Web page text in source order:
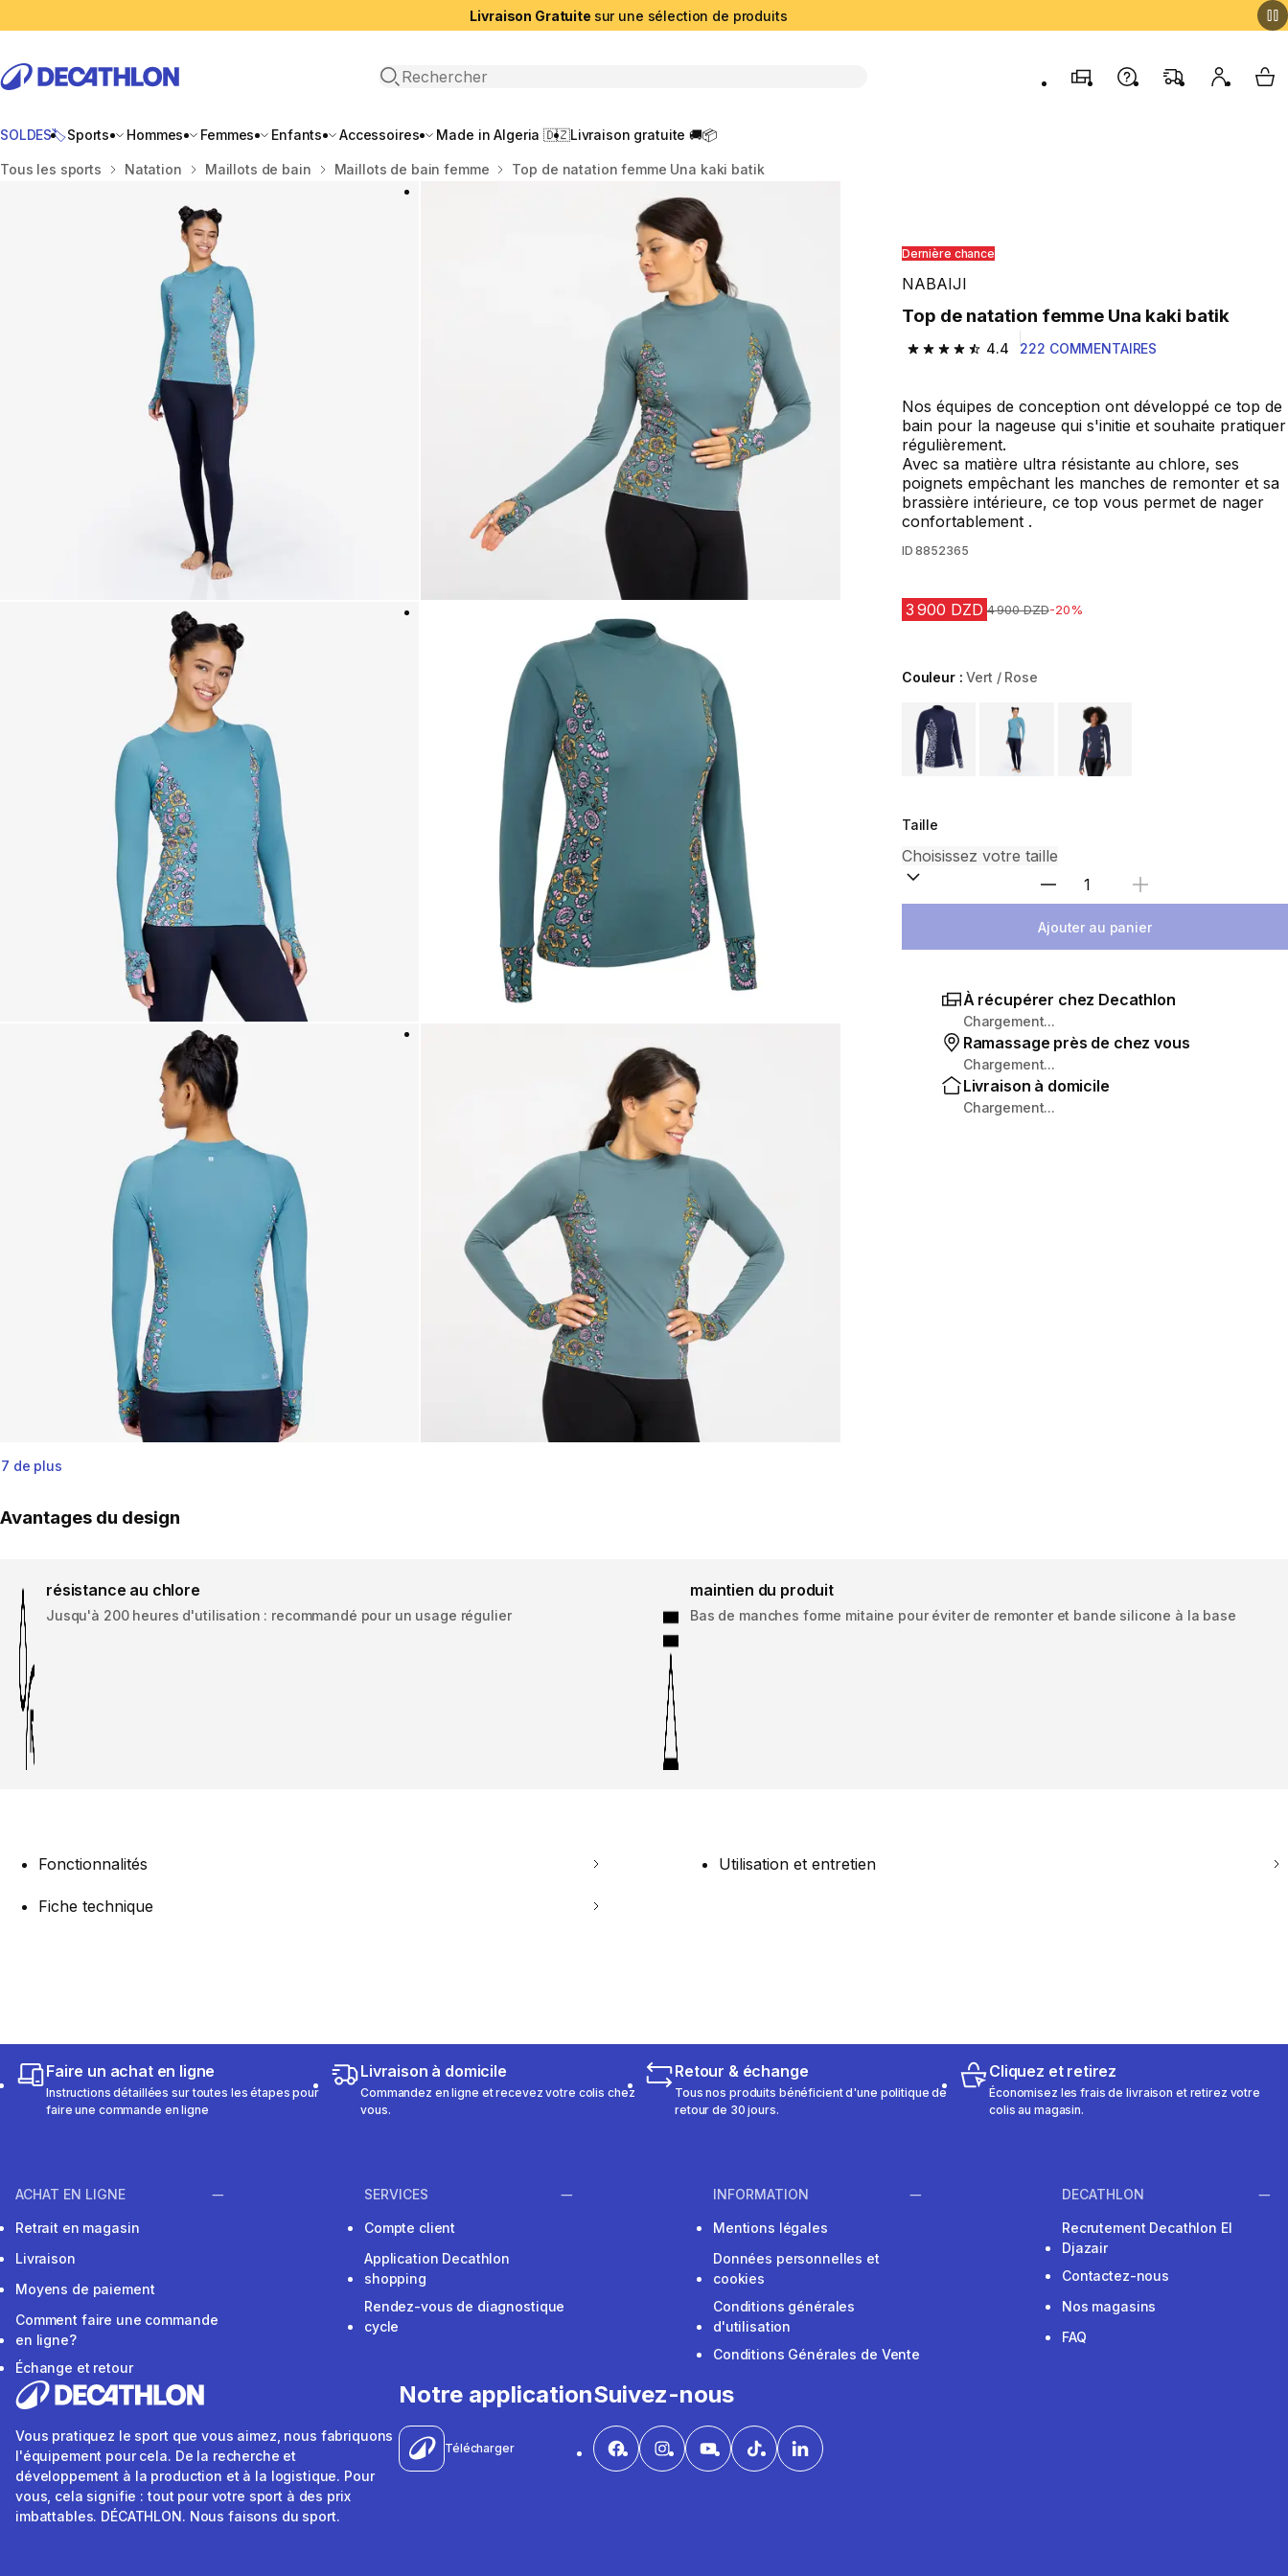
Livraison Gratuite sur une sélection de produits
Recherche ouverte
MagasinsContactez-nous
FAQ Mon My
SOLDES🏷️Sports Hommes Femmes Enfants Accessoires Made in Algeria 🇩🇿Livraison gratuite 🚚📦
Accueil
Tous les sports Natation Maillots de bain Maillots de bain femme Top de natation femme Una kaki batik
7 de plus
Dernière chance
NABAIJI
Top de natation femme Una kaki batik
4.4
4.4 out of 5 stars from 222 reviews
222 COMMENTAIRES
Nos équipes de conception ont développé ce top de
bain pour la nageuse qui s'initie et souhaite pratiquer
régulièrement.
Avec sa matière ultra résistante au chlore, ses
poignets empêchant les manches de remonter et sa
brassière intérieure, ce top vous permet de nager
confortablement .
ID 8852365
3 900 DZD Prix avant la réduction
4 900 DZD-20%
Couleur :Vert / Rose
Choose a variant
Taille
Sélectionnez la quantité
Ajouter au panier
À récupérer chez Decathlon
Chargement...
Ramassage près de chez vous
Chargement...
Livraison à domicile
Chargement...
Avantages du design
résistance au chlore
Jusqu'à 200 heures d'utilisation : recommandé pour un usage régulier
maintien du produit
Bas de manches forme mitaine pour éviter de remonter et bande silicone à la base
Fonctionnalités Utilisation et entretien
Fiche technique
Faire un achat en ligne
Instructions détaillées sur toutes les étapes pour
faire une commande en ligne
Livraison à domicile
Commandez en ligne et recevez votre colis chez
vous.
Retour & échange
Tous nos produits bénéficient d'une politique de
retour de 30 jours.
Cliquez et retirez
Économisez les frais de livraison et retirez votre
colis au magasin.
ACHAT EN LIGNE
Retrait en magasin
Livraison
Moyens de paiement
Comment faire une commande
en ligne?
Échange et retour
SERVICES
Compte client
Application Decathlon
shopping
Rendez-vous de diagnostique
cycle
INFORMATION
Mentions légales
Données personnelles et
cookies
Conditions générales
d'utilisation
Conditions Générales de Vente
DECATHLON
Recrutement Decathlon El
Djazair
Contactez-nous
Nos magasins
FAQ
Vous pratiquez le sport que vous aimez, nous fabriquons
l'équipement pour cela. De la recherche et
développement à la production et à la logistique. Pour
vous, cela signifie : tout pour votre sport à des prix
imbattables. DÉCATHLON. Nous faisons du sport.
Notre application
Télécharger
Suivez-nous